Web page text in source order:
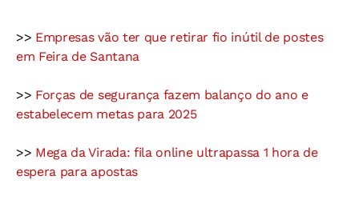
>> Empresas vão ter que retirar fio inútil de postes
em Feira de Santana
>> Forças de segurança fazem balanço do ano e
estabelecem metas para 2025
>> Mega da Virada: fila online ultrapassa 1 hora de
espera para apostas